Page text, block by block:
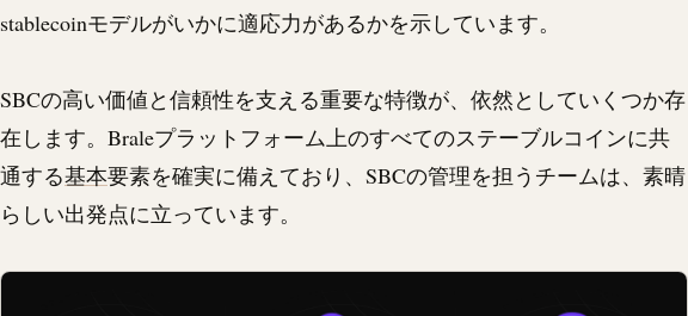
stablecoinモデルがいかに適応力があるかを示しています。
SBCの高い価値と信頼性を支える重要な特徴が、依然としていくつか存
在します。 Braleプラットフォーム上のすべてのステーブルコインに共
通する基本要素を確実に備えており、SBCの管理を担うチームは、素晴
らしい出発点に立っています。